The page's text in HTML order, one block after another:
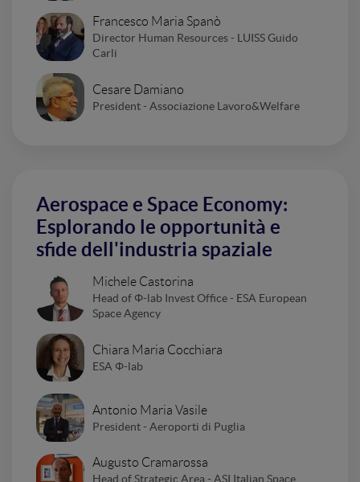
Francesco Maria Spanò
Director Human Resources - LUISS Guido
Carli
Cesare Damiano
President - Associazione Lavoro&Welfare
Aerospace e Space Economy:
Esplorando le opportunità e
sfide dell'industria spaziale
Michele Castorina
Head of Φ-lab Invest Office - ESA European
Space Agency
Chiara Maria Cocchiara
ESA Φ-lab
Antonio Maria Vasile
President - Aeroporti di Puglia
Augusto Cramarossa
Head of Strategic Area - ASI Italian Space